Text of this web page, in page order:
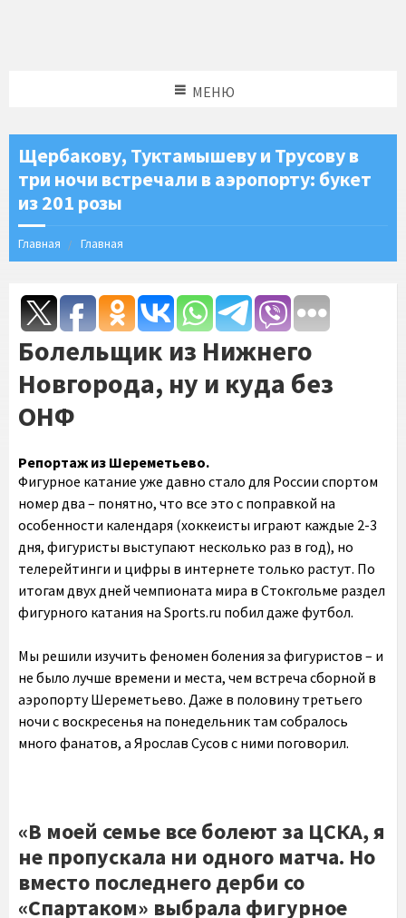
МЕНЮ
Щербакову, Туктамышеву и Трусову в
три ночи встречали в аэропорту: букет
из 201 розы
Главная Главная
Болельщик из Нижнего
Новгорода, ну и куда без
ОНФ
Репортаж из Шереметьево.
Фигурное катание уже давно стало для России спортом
номер два – понятно, что все это с поправкой на
особенности календаря (хоккеисты играют каждые 2-3
дня, фигуристы выступают несколько раз в год), но
телерейтинги и цифры в интернете только растут. По
итогам двух дней чемпионата мира в Стокгольме раздел
фигурного катания на Sports.ru побил даже футбол.
Мы решили изучить феномен боления за фигуристов – и
не было лучше времени и места, чем встреча сборной в
аэропорту Шереметьево. Даже в половину третьего
ночи с воскресенья на понедельник там собралось
много фанатов, а Ярослав Сусов с ними поговорил.
«В моей семье все болеют за ЦСКА, я
не пропускала ни одного матча. Но
вместо последнего дерби со
«Спартаком» выбрала фигурное